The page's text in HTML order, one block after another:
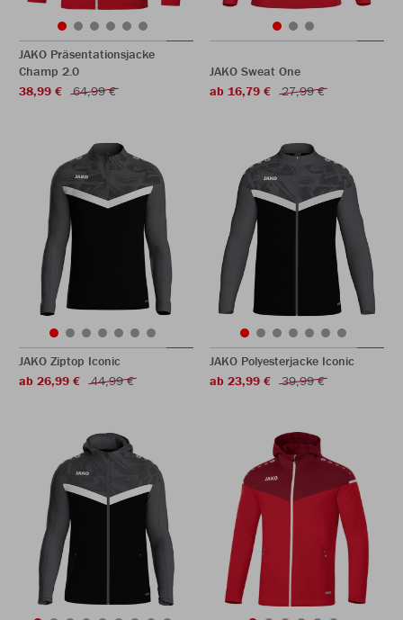
JAKO Präsentationsjacke
Champ 2.0
38,99 €
64,99 €
JAKO Sweat One
ab 16,79 €
27,99 €
JAKO Ziptop Iconic
ab 26,99 €
44,99 €
JAKO Polyesterjacke Iconic
ab 23,99 €
39,99 €